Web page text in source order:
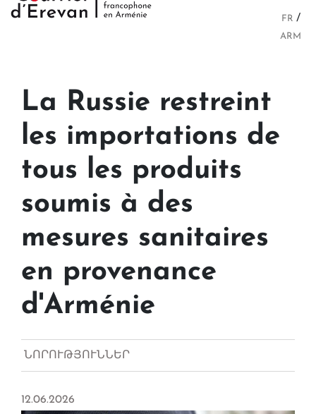
FR
ARM
La Russie restreint
les importations de
tous les produits
soumis à des
mesures sanitaires
en provenance
d'Arménie
ՆՈՐՈՒԹՅՈՒՆՆԵՐ
12.06.2026